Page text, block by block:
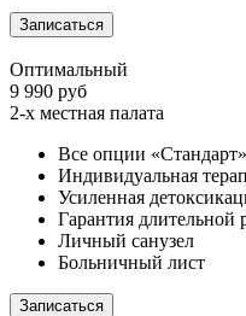
Записаться
Оптимальный
9 990 руб
2-х местная палата
Все опции «Стандарт»
Индивидуальная
Усиленная
Гарантия длительной
Личный санузел
Больничный лист
Записаться